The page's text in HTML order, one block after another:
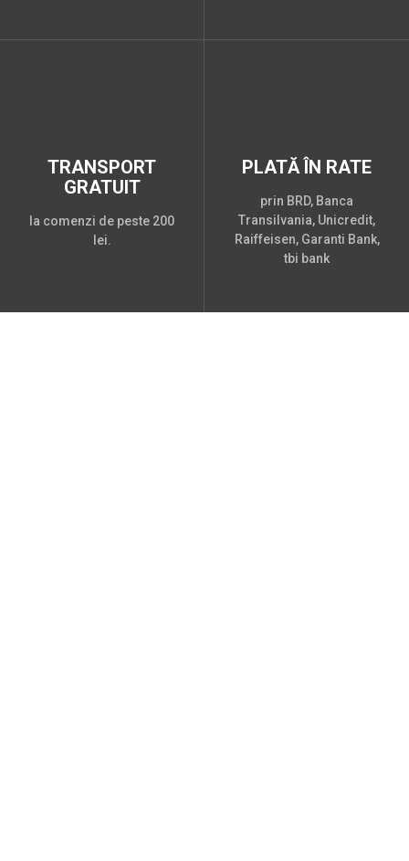
TRANSPORT
GRATUIT
la comenzi de peste 200
lei.
PLATĂ ÎN RATE
prin BRD, Banca
Transilvania, Unicredit,
Raiffeisen, Garanti Bank,
tbi bank